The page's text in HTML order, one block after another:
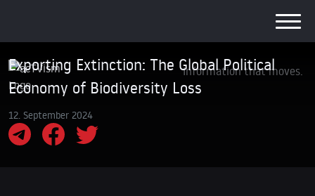
Information that moves.
Exporting Extinction: The Global Political
Economy of Biodiversity Loss
12. September 2024